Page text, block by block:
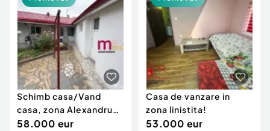
Inchiriere Bunuri si Vehicule
Schimb casa/Vand
casa, zona Alexandru
cel Bun
58.000 eur
Casa de vanzare in
zona linistita!
53.000 eur